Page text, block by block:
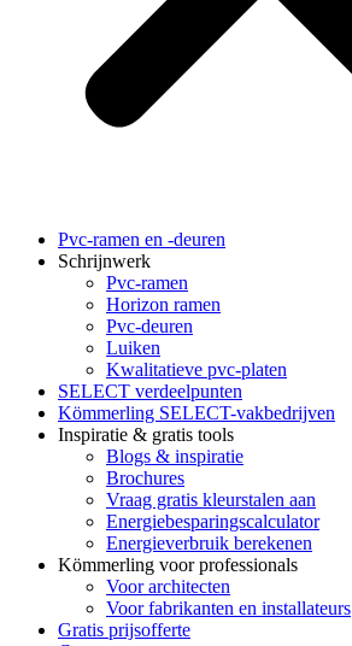
Pvc-ramen en -deuren
Schrijnwerk
Pvc-ramen
Horizon ramen
Pvc-deuren
Luiken
Kwalitatieve pvc-platen
SELECT verdeelpunten
Kömmerling SELECT-vakbedrijven
Inspiratie & gratis tools
Blogs & inspiratie
Brochures
Vraag gratis kleurstalen aan
Energiebesparingscalculator
Energieverbruik berekenen
Kömmerling voor professionals
Voor architecten
Voor fabrikanten en installateurs
Gratis prijsofferte